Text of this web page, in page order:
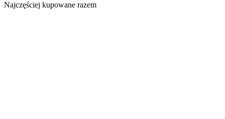
Najczęściej kupowane razem